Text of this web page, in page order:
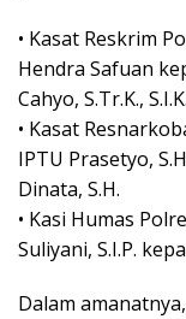
• Kasat Reskrim
Hendra Safuan
Cahyo, S.Tr.K.,
• Kasat
IPTU Prasetyo,
Dinata, S.H.
• Kasi Humas
Suliyani, S.I.P.
Dalam